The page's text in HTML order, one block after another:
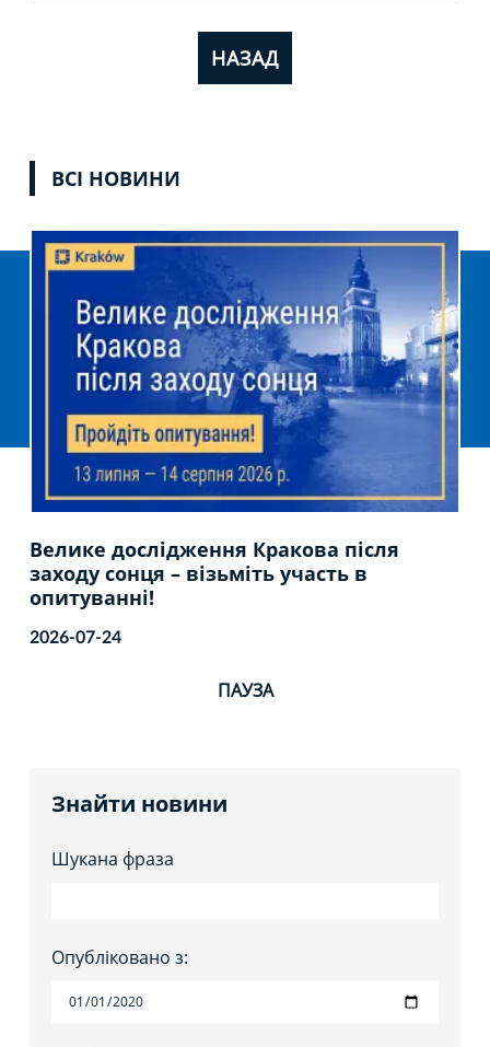
НАЗАД
ВСІ НОВИНИ
Велике дослідження Кракова після
заходу сонця – візьміть участь в
опитуванні!
2026-07-24
ПАУЗА
Знайти новини
Шукана фраза
Опубліковано з: